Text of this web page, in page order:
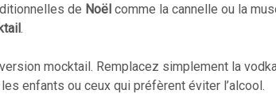
de Noël comme la cannelle ou la
.
mocktail. Remplacez simplement la
enfants ou ceux qui préfèrent éviter l’alcool.